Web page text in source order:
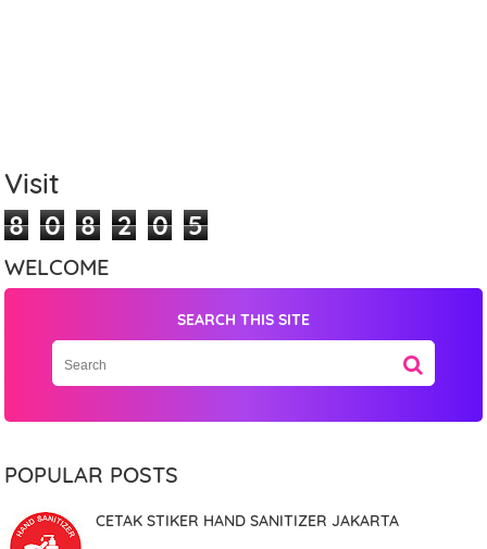
Visit
8 0 8 2 0 5
WELCOME
SEARCH THIS SITE
POPULAR POSTS
CETAK STIKER HAND SANITIZER JAKARTA
Name
Item Choices